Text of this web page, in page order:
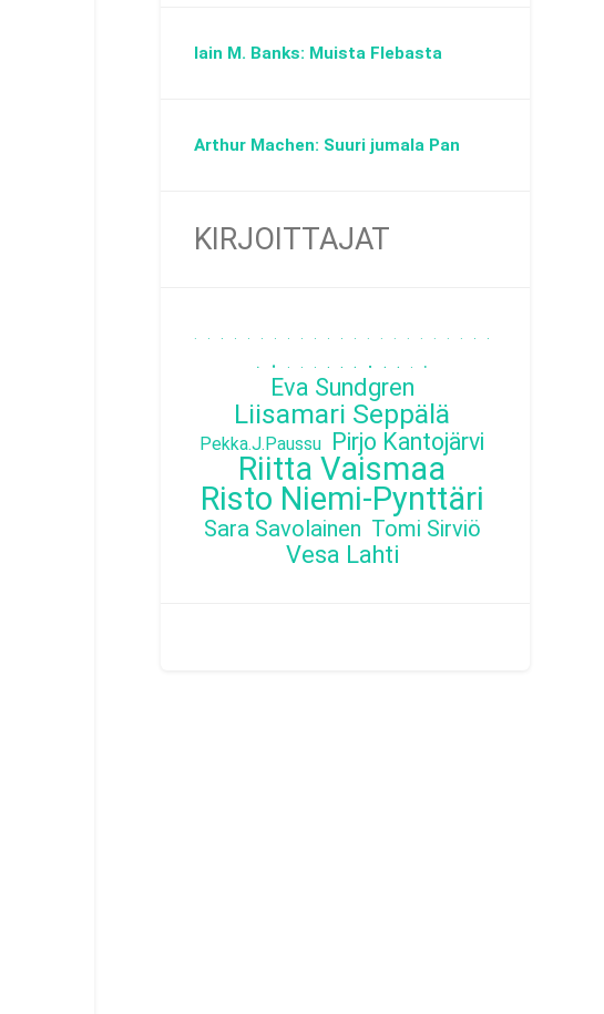
Iain M. Banks: Muista Flebasta
Arthur Machen: Suuri jumala Pan
KIRJOITTAJAT
. . . . . . . . . . . . . . . . . . . . . . .
. . . . . . . . . .
Eva Sundgren
Liisamari Seppälä
Pekka.J.Paussu Pirjo Kantojärvi
Riitta Vaismaa
Risto Niemi-Pynttäri
Sara Savolainen Tomi Sirviö
Vesa Lahti